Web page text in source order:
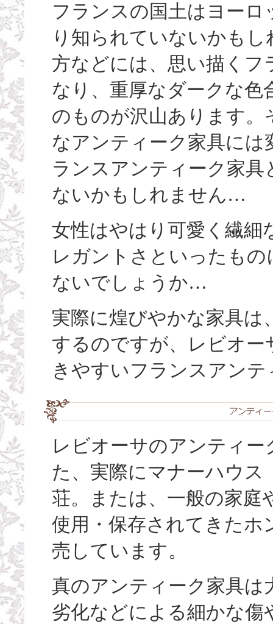
フランスの国土はヨー
り知られていないかも
方などには、思い描く
なり、重厚なダークな色
のものが沢山あります
なアンティーク家具に
ランスアンティーク家
ないかもしれません…
女性はやはり可愛く繊細
レガントさといったも
ないでしょうか…
実際に煌びやかな家具
するのですが、レビオ
きやすいフランスアン
レビオーサのアンティー
た、実際にマナーハウス
荘。または、一般の家庭
使用・保存されてきたホ
売しています。
真のアンティーク家具は
劣化などによる細かな